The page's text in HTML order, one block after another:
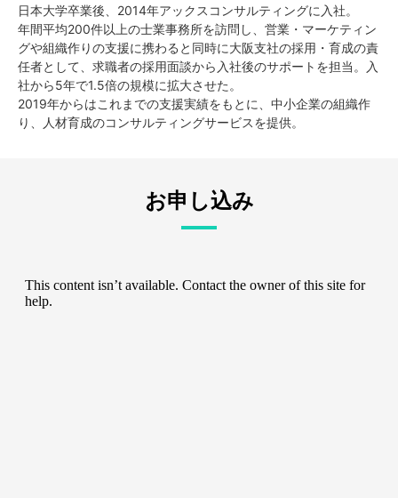
日本大学卒業後、2014年アックスコンサルティングに入社。
年間平均200件以上の士業事務所を訪問し、営業・マーケティン
グや組織作りの支援に携わると同時に大阪支社の採用・育成の責
任者として、求職者の採用面談から入社後のサポートを担当。入
社から5年で1.5倍の規模に拡大させた。
2019年からはこれまでの支援実績をもとに、中小企業の組織作
り、人材育成のコンサルティングサービスを提供。
お申し込み